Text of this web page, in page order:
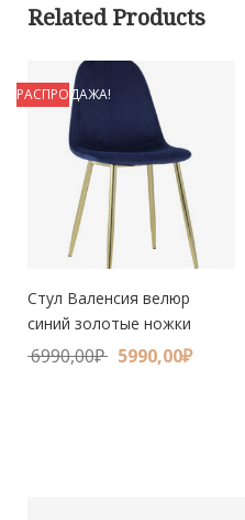
Related Products
РАСПРОДАЖА!
Стул Валенсия велюр
синий золотые ножки
6990,00₽ 5990,00₽